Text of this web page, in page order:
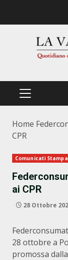
PRIMÄRES
Home
CPR
Comunicati Stampa
ai CPR
28 Ottobre
28 ottobre a
promossa